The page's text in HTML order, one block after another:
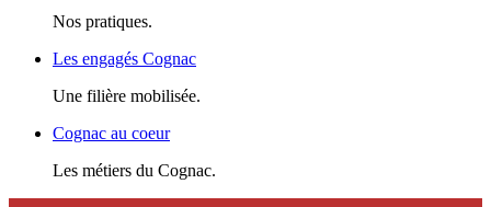
Nos pratiques.
Les engagés Cognac
Une filière mobilisée.
Cognac au coeur
Les métiers du Cognac.